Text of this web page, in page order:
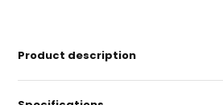
Product description